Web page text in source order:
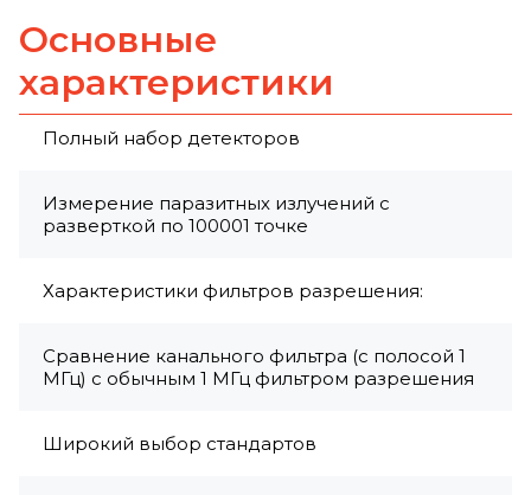
Основные
характеристики
Полный набор детекторов
Измерение паразитных излучений с
разверткой по 100001 точке
Характеристики фильтров разрешения:
Сравнение канального фильтра (с полосой 1
МГц) с обычным 1 МГц фильтром разрешения
Широкий выбор стандартов